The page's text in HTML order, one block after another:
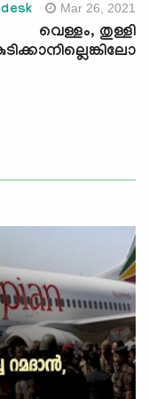
Mar 26, 2021
വെള്ളം, തുള്ളി